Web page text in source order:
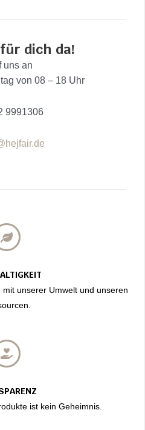
unserer Umwelt und unseren
ist kein Geheimnis.
dich da!
uns an
von 08 – 18 Uhr
9991306